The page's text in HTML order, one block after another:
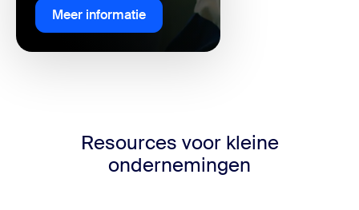
Meer informatie
Resources voor kleine
ondernemingen